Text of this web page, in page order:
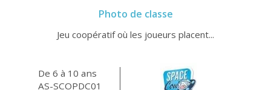
Photo de classe
Jeu coopératif où les joueurs placent...
De 6 à 10 ans
AS-SCOPDC01